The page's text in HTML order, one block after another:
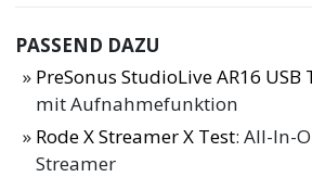
PASSEND DAZU
PreSonus StudioLive AR16 USB
mit Aufnahmefunktion
Rode X Streamer X Test: All-In-
Streamer